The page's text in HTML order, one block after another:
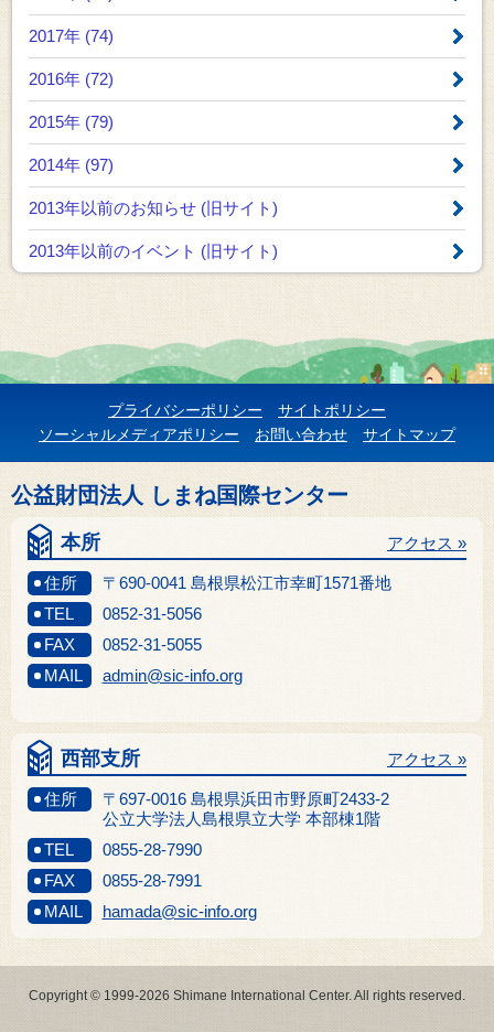
2017年 (74)
2016年 (72)
2015年 (79)
2014年 (97)
2013年以前のお知らせ (旧サイト)
2013年以前のイベント (旧サイト)
プライバシーポリシー
サイトポリシー
ソーシャルメディアポリシー
お問い合わせ サイトマップ
公益財団法人 しまね国際センター
本所
住所 〒690-0041 島根県松江市幸町1571番地
アクセス »
TEL
0852-31-5056
FAX
0852-31-5055
MAIL
admin@sic-info.org
西部支所
住所
〒697-0016 島根県浜田市野原町2433-2
公立大学法人島根県立大学 本部棟1階
アクセス »
TEL
0855-28-7990
FAX
0855-28-7991
MAIL
hamada@sic-info.org
Copyright © 1999-2026 Shimane International Center. All rights reserved.